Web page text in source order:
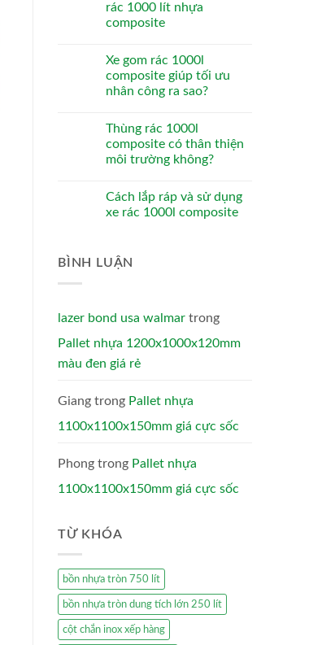
rác 1000 lít nhựa
composite
Xe gom rác 1000l
composite giúp tối ưu
nhân công ra sao?
Thùng rác 1000l
composite có thân thiện
môi trường không?
Cách lắp ráp và sử dụng
xe rác 1000l composite
BÌNH LUẬN
lazer bond usa walmar trong
Pallet nhựa 1200x1000x120mm
màu đen giá rẻ
Giang trong Pallet nhựa
1100x1100x150mm giá cực sốc
Phong trong Pallet nhựa
1100x1100x150mm giá cực sốc
TỪ KHÓA
bồn nhựa tròn 750 lít
bồn nhựa tròn dung tích lớn 250 lít
cột chắn inox xếp hàng